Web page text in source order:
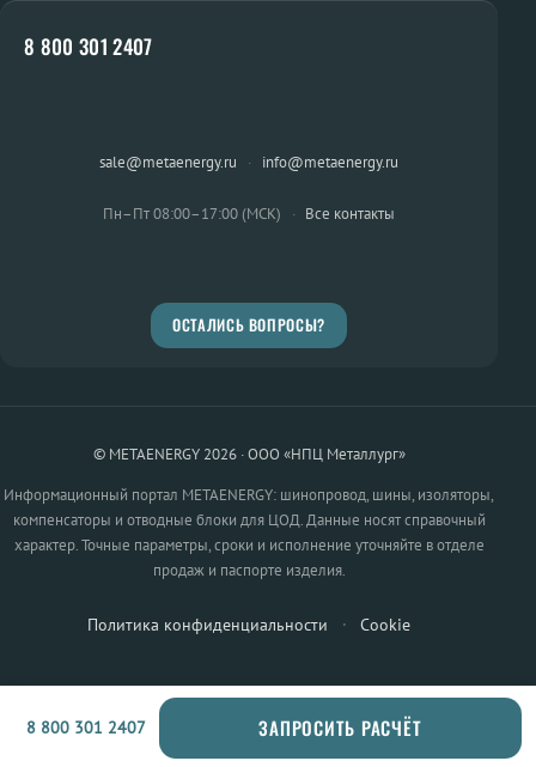
8 800 301 2407
sale@metaenergy.ru · info@metaenergy.ru
Пн–Пт 08:00–17:00 (МСК) · Все контакты
ОСТАЛИСЬ ВОПРОСЫ?
© METAENERGY 2026 · ООО «НПЦ Металлург»
Информационный портал METAENERGY: шинопровод, шины, изоляторы,
компенсаторы и отводные блоки для ЦОД. Данные носят справочный
характер. Точные параметры, сроки и исполнение уточняйте в отделе
продаж и паспорте изделия.
Политика конфиденциальности · Cookie
8 800 301 2407 ЗАПРОСИТЬ РАСЧЁТ